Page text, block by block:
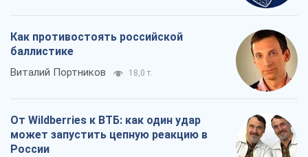
Как противостоять российской
баллистике
Виталий Портников 18,0 т.
От Wildberries к ВТБ: как один удар
может запустить цепную реакцию в
России